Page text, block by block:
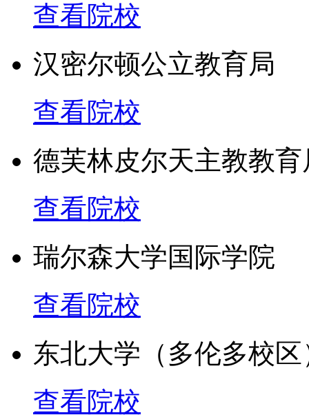
查看院校
汉密尔顿公立教育局
查看院校
德芙林皮尔天主教教育
查看院校
瑞尔森大学国际学院
查看院校
东北大学（多伦多校区
查看院校